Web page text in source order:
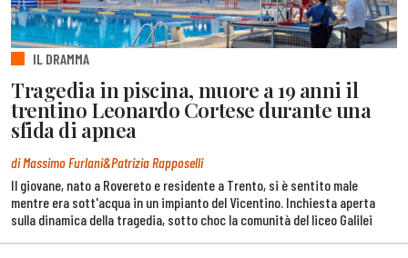
IL DRAMMA
Tragedia in piscina, muore a 19 anni il
trentino Leonardo Cortese durante una
sfida di apnea
di Massimo Furlani&Patrizia Rapposelli
Il giovane, nato a Rovereto e residente a Trento, si è sentito male
mentre era sott'acqua in un impianto del Vicentino. Inchiesta aperta
sulla dinamica della tragedia, sotto choc la comunità del liceo Galilei